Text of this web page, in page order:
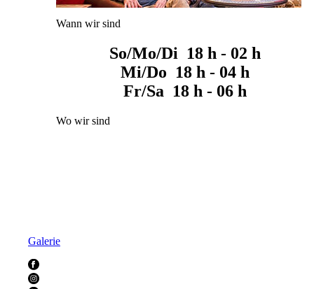
Wann wir sind
So/Mo/Di 18 h - 02 h
Mi/Do 18 h - 04 h
Fr/Sa 18 h - 06 h
Wo wir sind
Galerie